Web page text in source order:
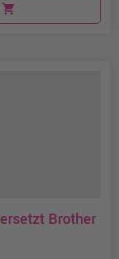
shopping_cart
Brother